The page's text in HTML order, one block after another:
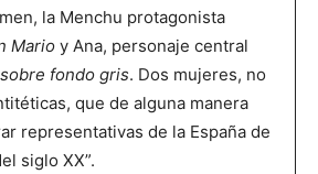
la Menchu protagonista
Mario y Ana, personaje central
fondo gris. Dos mujeres, no
que de alguna manera
representativas de la España de
siglo XX”.